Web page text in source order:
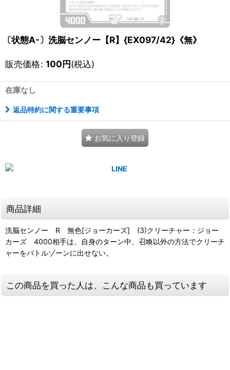
〔状態A-〕洗脳センノー【R】{EX097/42}《無》
販売価格: 100円(税込)
在庫なし
返品特約に関する重要事項
お気に入り登録
商品詳細
洗脳センノー R 無色[ジョーカーズ] (3)クリーチャー：ジョー
カーズ 4000相手は、自身のターン中、召喚以外の方法でクリーチ
ャーをバトルゾーンに出せない。
この商品を買った人は、こんな商品も買っています